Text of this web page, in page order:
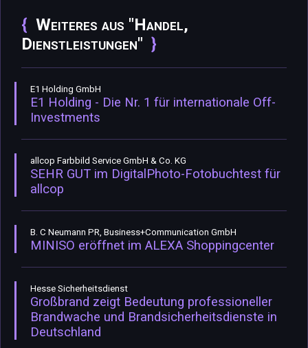
Weiteres aus "Handel,
Dienstleistungen"
E1 Holding GmbH
E1 Holding - Die Nr. 1 für internationale Off-
Investments
allcop Farbbild Service GmbH & Co. KG
SEHR GUT im DigitalPhoto-Fotobuchtest für
allcop
B. C Neumann PR, Business+Communication GmbH
MINISO eröffnet im ALEXA Shoppingcenter
Hesse Sicherheitsdienst
Großbrand zeigt Bedeutung professioneller
Brandwache und Brandsicherheitsdienste in
Deutschland